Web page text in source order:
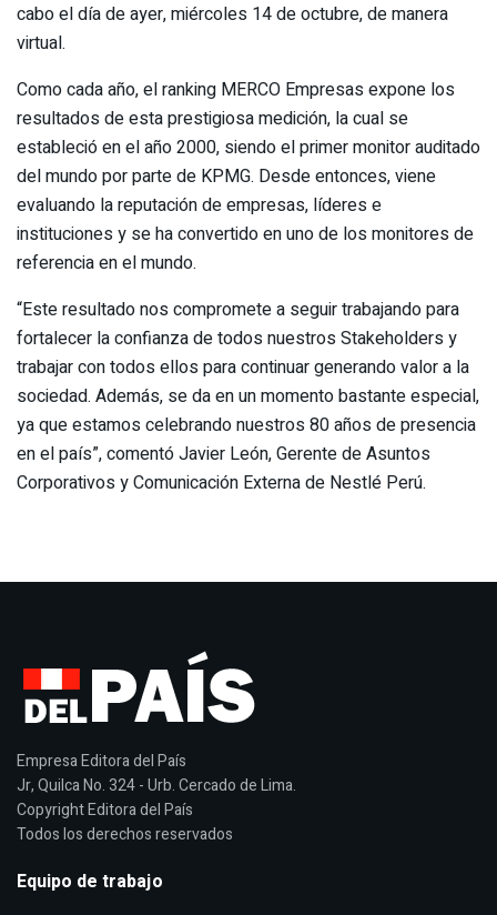
cabo el día de ayer, miércoles 14 de octubre, de manera
virtual.
Como cada año, el ranking MERCO Empresas expone los
resultados de esta prestigiosa medición, la cual se
estableció en el año 2000, siendo el primer monitor auditado
del mundo por parte de KPMG. Desde entonces, viene
evaluando la reputación de empresas, líderes e
instituciones y se ha convertido en uno de los monitores de
referencia en el mundo.
“Este resultado nos compromete a seguir trabajando para
fortalecer la confianza de todos nuestros Stakeholders y
trabajar con todos ellos para continuar generando valor a la
sociedad. Además, se da en un momento bastante especial,
ya que estamos celebrando nuestros 80 años de presencia
en el país”, comentó Javier León, Gerente de Asuntos
Corporativos y Comunicación Externa de Nestlé Perú.
Empresa Editora del País
Jr, Quilca No. 324 - Urb. Cercado de Lima.
Copyright Editora del País
Todos los derechos reservados
Equipo de trabajo